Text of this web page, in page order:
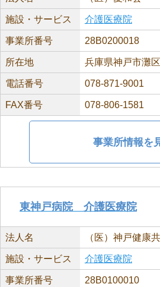
施設・サービス 介護医療院
事業所番号 28B0200018
所在地 兵庫県神戸市灘
電話番号 078-871-9001
FAX番号 078-806-1581
事業所情報を
東神戸病院 介護医療院
法人名 （医）神戸健康
施設・サービス 介護医療院
事業所番号 28B0100010